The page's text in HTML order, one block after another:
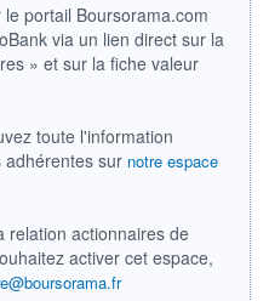
+ LISTE
portail Boursorama.com
via un lien direct sur la
» et sur la fiche valeur
toute l'information
adhérentes sur notre espace
relation actionnaires de
activer cet espace,